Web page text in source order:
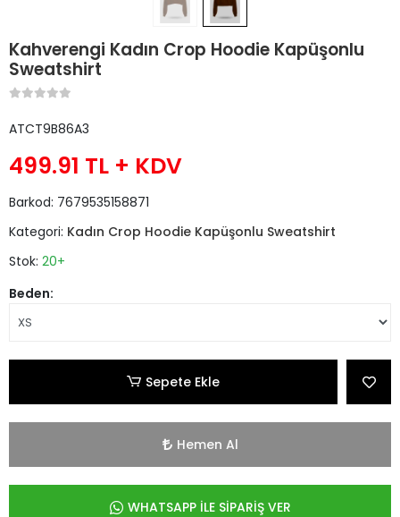
Kahverengi Kadın Crop Hoodie Kapüşonlu
Sweatshirt
ATCT9B86A3
499.91 TL + KDV
Barkod: 7679535158871
Kategori: Kadın Crop Hoodie Kapüşonlu Sweatshirt
Stok: 20+
Beden:
Sepete Ekle
Hemen Al
WHATSAPP İLE SİPARİŞ VER